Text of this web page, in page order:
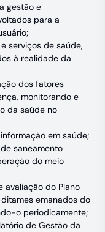
gestão e
para a
serviços de saúde,
à realidade da
dos fatores
monitorando e
da saúde no
em saúde;
saneamento
do meio
avaliação do Plano
emanados do
o periodicamente;
de Gestão da